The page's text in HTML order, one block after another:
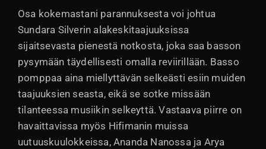
Osa kokemastani parannuksesta voi johtua
Sundara Silverin alakeskitaajuuksissa
sijaitsevasta pienestä notkosta, joka saa basson
pysymään täydellisesti omalla reviirillään. Basso
pomppaa aina miellyttävän selkeästi esiin muiden
taajuuksien seasta, eikä se sotke missään
tilanteessa musiikin selkeyttä. Vastaava piirre on
havaittavissa myös Hifimanin muissa
uutuuskuulokkeissa, Ananda Nanossa ja Arya